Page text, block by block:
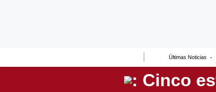
Últimas Noticias